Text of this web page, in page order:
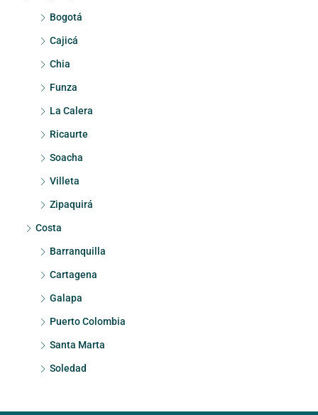
Bogotá
Cajicá
Chia
Funza
La Calera
Ricaurte
Soacha
Villeta
Zipaquirá
Costa
Barranquilla
Cartagena
Galapa
Puerto Colombia
Santa Marta
Soledad